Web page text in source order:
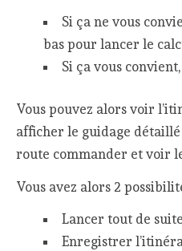
Si ça ne vous
bas pour lancer le
Si ça vous
Vous pouvez alors voir
afficher le guidage
route commander et voir
Vous avez alors 2
Lancer tout de
Enregistrer